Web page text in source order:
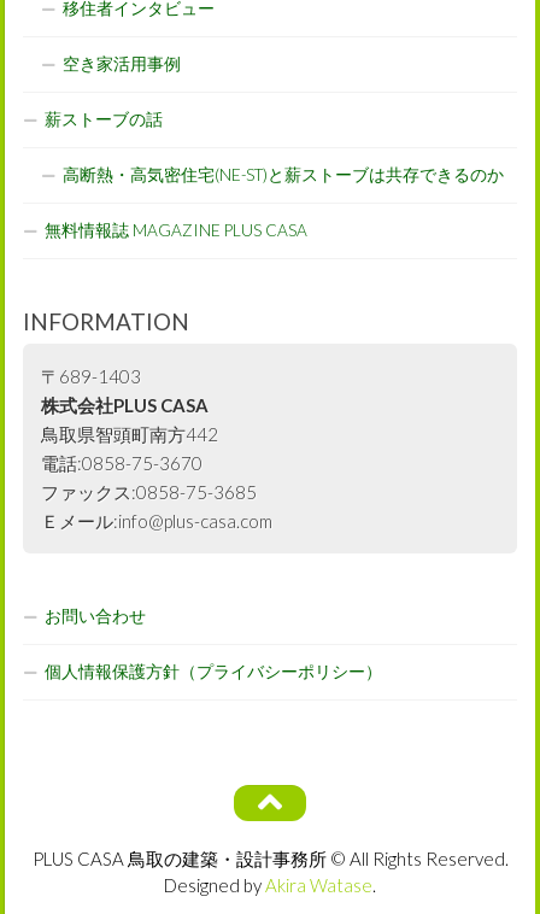
移住者インタビュー
空き家活用事例
薪ストーブの話
高断熱・高気密住宅(NE-ST)と薪ストーブは共存できるのか
無料情報誌 MAGAZINE PLUS CASA
INFORMATION
〒689-1403
株式会社PLUS CASA
鳥取県智頭町南方442
電話:0858-75-3670
ファックス:0858-75-3685
Ｅメール:info@plus-casa.com
お問い合わせ
個人情報保護方針（プライバシーポリシー）
PLUS CASA 鳥取の建築・設計事務所 © All Rights Reserved.
Designed byAkira Watase.